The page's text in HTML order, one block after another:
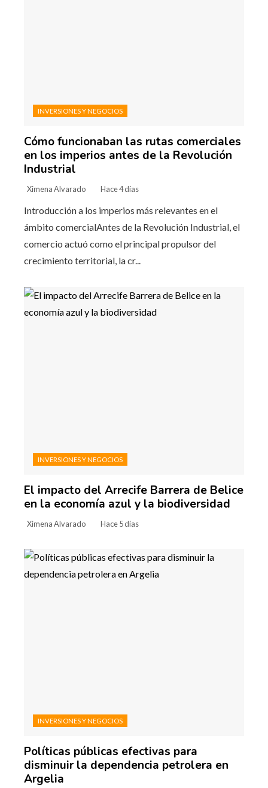
INVERSIONES Y NEGOCIOS
Cómo funcionaban las rutas comerciales
en los imperios antes de la Revolución
Industrial
Ximena Alvarado Hace 4 días
Introducción a los imperios más relevantes en el
ámbito comercialAntes de la Revolución Industrial, el
comercio actuó como el principal propulsor del
crecimiento territorial, la cr...
INVERSIONES Y NEGOCIOS
El impacto del Arrecife Barrera de Belice
en la economía azul y la biodiversidad
Ximena Alvarado Hace 5 días
INVERSIONES Y NEGOCIOS
Políticas públicas efectivas para
disminuir la dependencia petrolera en
Argelia